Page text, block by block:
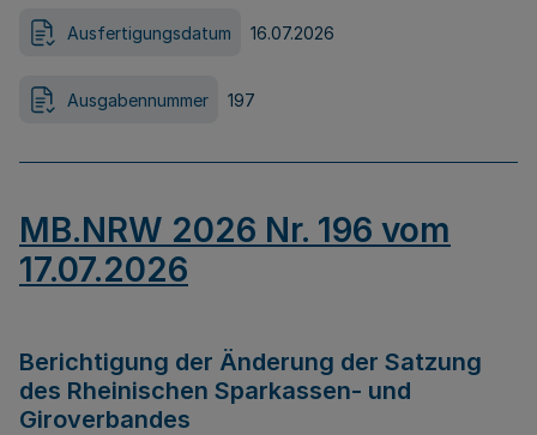
Ausfertigungsdatum 16.07.2026
Ausgabennummer 197
MB.NRW 2026 Nr. 196 vom
17.07.2026
Berichtigung der Änderung der Satzung
des Rheinischen Sparkassen- und
Giroverbandes